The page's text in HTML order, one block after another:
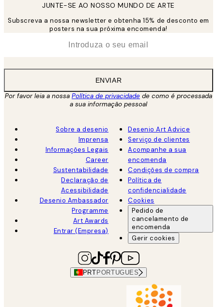
JUNTE-SE AO NOSSO MUNDO DE ARTE
Subscreva a nossa newsletter e obtenha 15% de desconto em
posters na sua próxima encomenda!
ENVIAR
Por favor leia a nossa Política de privacidade de como é processada
a sua informação pessoal
Sobre a desenio
Imprensa
Informações Legais
Career
Sustentabilidade
Declaração de
Acessibilidade
Desenio Ambassador
Programme
Art Awards
Entrar (Empresa)
Desenio Art Advice
Serviço de clientes
Acompanhe a sua
encomenda
Condições de compra
Política de
confidencialidade
Cookies
Pedido de
cancelamento de
encomenda
Gerir cookies
PRT PORTUGUES